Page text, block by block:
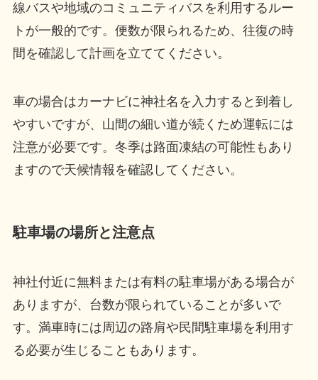
線バスや地域のコミュニティバスを利用するルー
トが一般的です。便数が限られるため、往復の時
間を確認して計画を立ててください。
車の場合はカーナビに神社名を入力すると到着し
やすいですが、山間の細い道が続くため運転には
注意が必要です。冬季は路面凍結の可能性もあり
ますので天候情報を確認してください。
駐車場の場所と注意点
神社付近に無料または有料の駐車場がある場合が
ありますが、台数が限られていることが多いで
す。満車時には周辺の路肩や民間駐車場を利用す
る必要が生じることもあります。